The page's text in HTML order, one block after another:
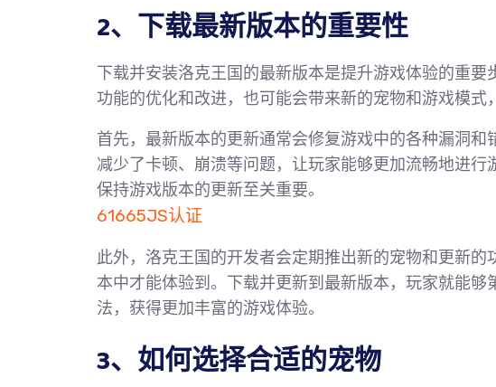
2、下载最新版本的重要性
下载并安装洛克王国的最新版本是提升游戏体验的重
功能的优化和改进，也可能会带来新的宠物和游戏模式
首先，最新版本的更新通常会修复游戏中的各种漏洞和
减少了卡顿、崩溃等问题，让玩家能够更加流畅地进行
保持游戏版本的更新至关重要。
61665JS认证
此外，洛克王国的开发者会定期推出新的宠物和更新
本中才能体验到。下载并更新到最新版本，玩家就能
法，获得更加丰富的游戏体验。
3、如何选择合适的宠物